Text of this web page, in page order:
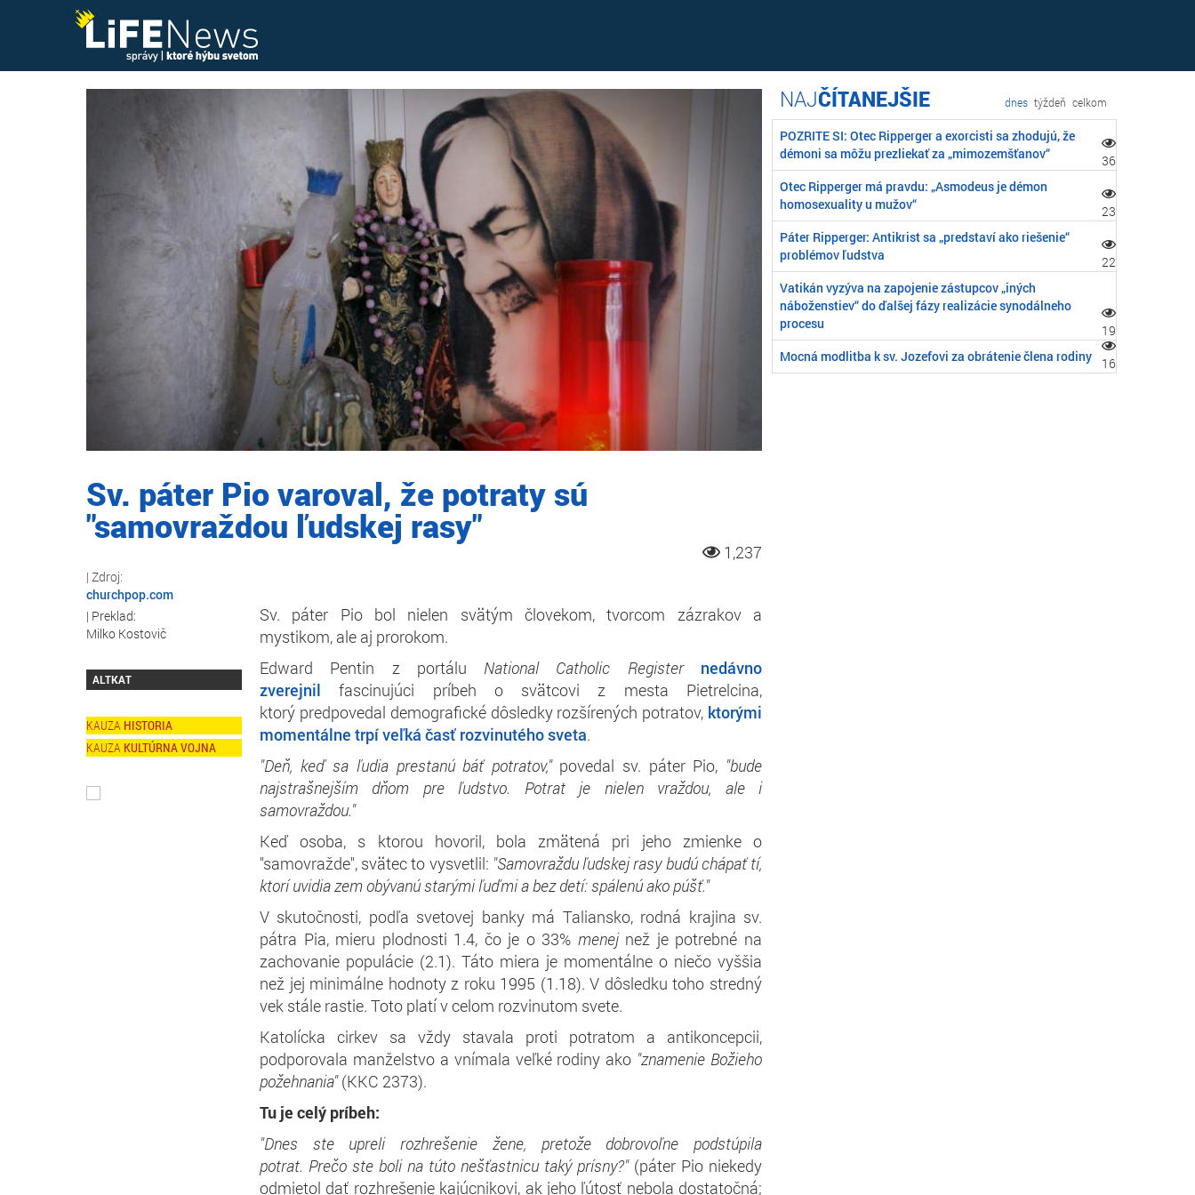
Sv. páter Pio varoval, že potraty sú
"samovraždou ľudskej rasy"
1,237
churchpop.com
Milko Kostovič
ALTKAT
HISTORIA
KULTÚRNA VOJNA
Sv. páter Pio bol nielen svätým človekom, tvorcom zázrakov a
mystikom, ale aj prorokom.
Edward Pentin z portálu National Catholic Register
nedávno
zverejnil fascinujúci príbeh o svätcovi z mesta Pietrelcina,
ktorý predpovedal demografické dôsledky rozšírených potratov, ktorými
momentálne trpí veľká časť rozvinutého sveta.
"Deň, keď sa ľudia prestanú báť potratov," povedal sv. páter Pio, "bude
najstrašnejším dňom pre ľudstvo. Potrat je nielen vraždou, ale i
samovraždou."
Keď osoba, s ktorou hovoril, bola zmätená pri jeho zmienke o
"samovražde", svätec to vysvetlil: "Samovraždu ľudskej rasy budú chápať tí,
ktorí uvidia zem obývanú starými ľuďmi a bez detí: spálenú ako púšť."
V skutočnosti, podľa svetovej banky má Taliansko, rodná krajina sv.
pátra Pia, mieru plodnosti 1.4, čo je o 33% menejnež je potrebné na
zachovanie populácie (2.1). Táto miera je momentálne o niečo vyššia
než jej minimálne hodnoty z roku 1995 (1.18). V dôsledku toho stredný
vek stále rastie. Toto platí v celom rozvinutom svete.
Katolícka cirkev sa vždy stavala proti potratom a antikoncepcii,
podporovala manželstvo a vnímala veľké rodiny ako "znamenie Božieho
požehnania"(KKC 2373).
Tu je celý príbeh:
"Dnes ste upreli rozhrešenie žene, pretože dobrovoľne podstúpila
potrat. Prečo ste boli na túto nešťastnicu taký prísny?"(páter Pio niekedy
odmietol dať rozhrešenie kajúcnikovi, ak jeho ľútosť nebola dostatočná;
ČÍTANEJŠIE dnes týždeň celkom
POZRITE SI: Otec Ripperger a exorcisti sa zhodujú, že
démoni sa môžu prezliekať za „mimozemšťanov“
36
Otec Ripperger má pravdu: „Asmodeus je démon
homosexuality u mužov“
23
Páter Ripperger: Antikrist sa „predstaví ako riešenie“
problémov ľudstva
22
Vatikán vyzýva na zapojenie zástupcov „iných
náboženstiev“ do ďalšej fázy realizácie synodálneho
procesu
19
Mocná modlitba k sv. Jozefovi za obrátenie člena rodiny
16